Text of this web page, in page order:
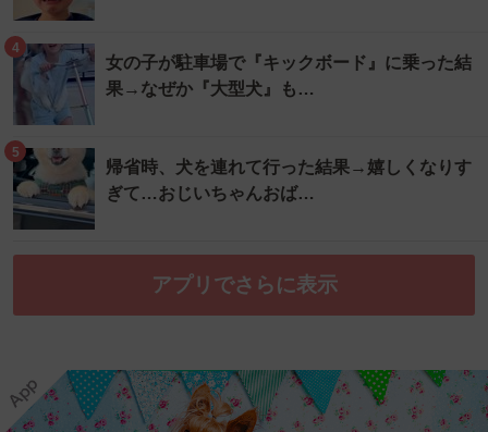
4
女の子が駐車場で『キックボード』に乗った結
果→なぜか『大型犬』も…
5
帰省時、犬を連れて行った結果→嬉しくなりす
ぎて…おじいちゃんおば…
アプリでさらに表示